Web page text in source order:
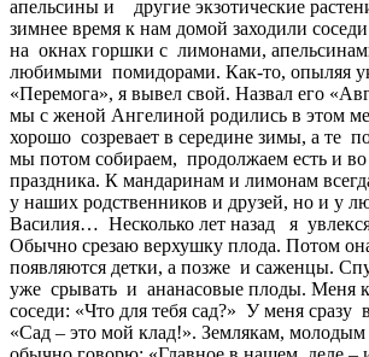
апельсины и другие экзотические
зимнее время к нам домой заходили
на окнах горшки с лимонами,
любимыми помидорами. Как-то, опыляя
«Перемога», я вывел свой. Назвал его
мы с женой Ангелиной родились в этом
хорошо созревает в середине зимы, а те
мы потом собираем, продолжаем есть и
праздника. К мандаринам и лимонам
у наших родственников и друзей, но и у
Василия… Несколько лет назад я
Обычно срезаю верхушку плода. Потом
появляются детки, а позже и саженцы.
уже срывать и ананасовые плоды. Меня
соседи: «Что для тебя сад?» У меня сразу
«Сад – это мой клад!». Землякам, молодым